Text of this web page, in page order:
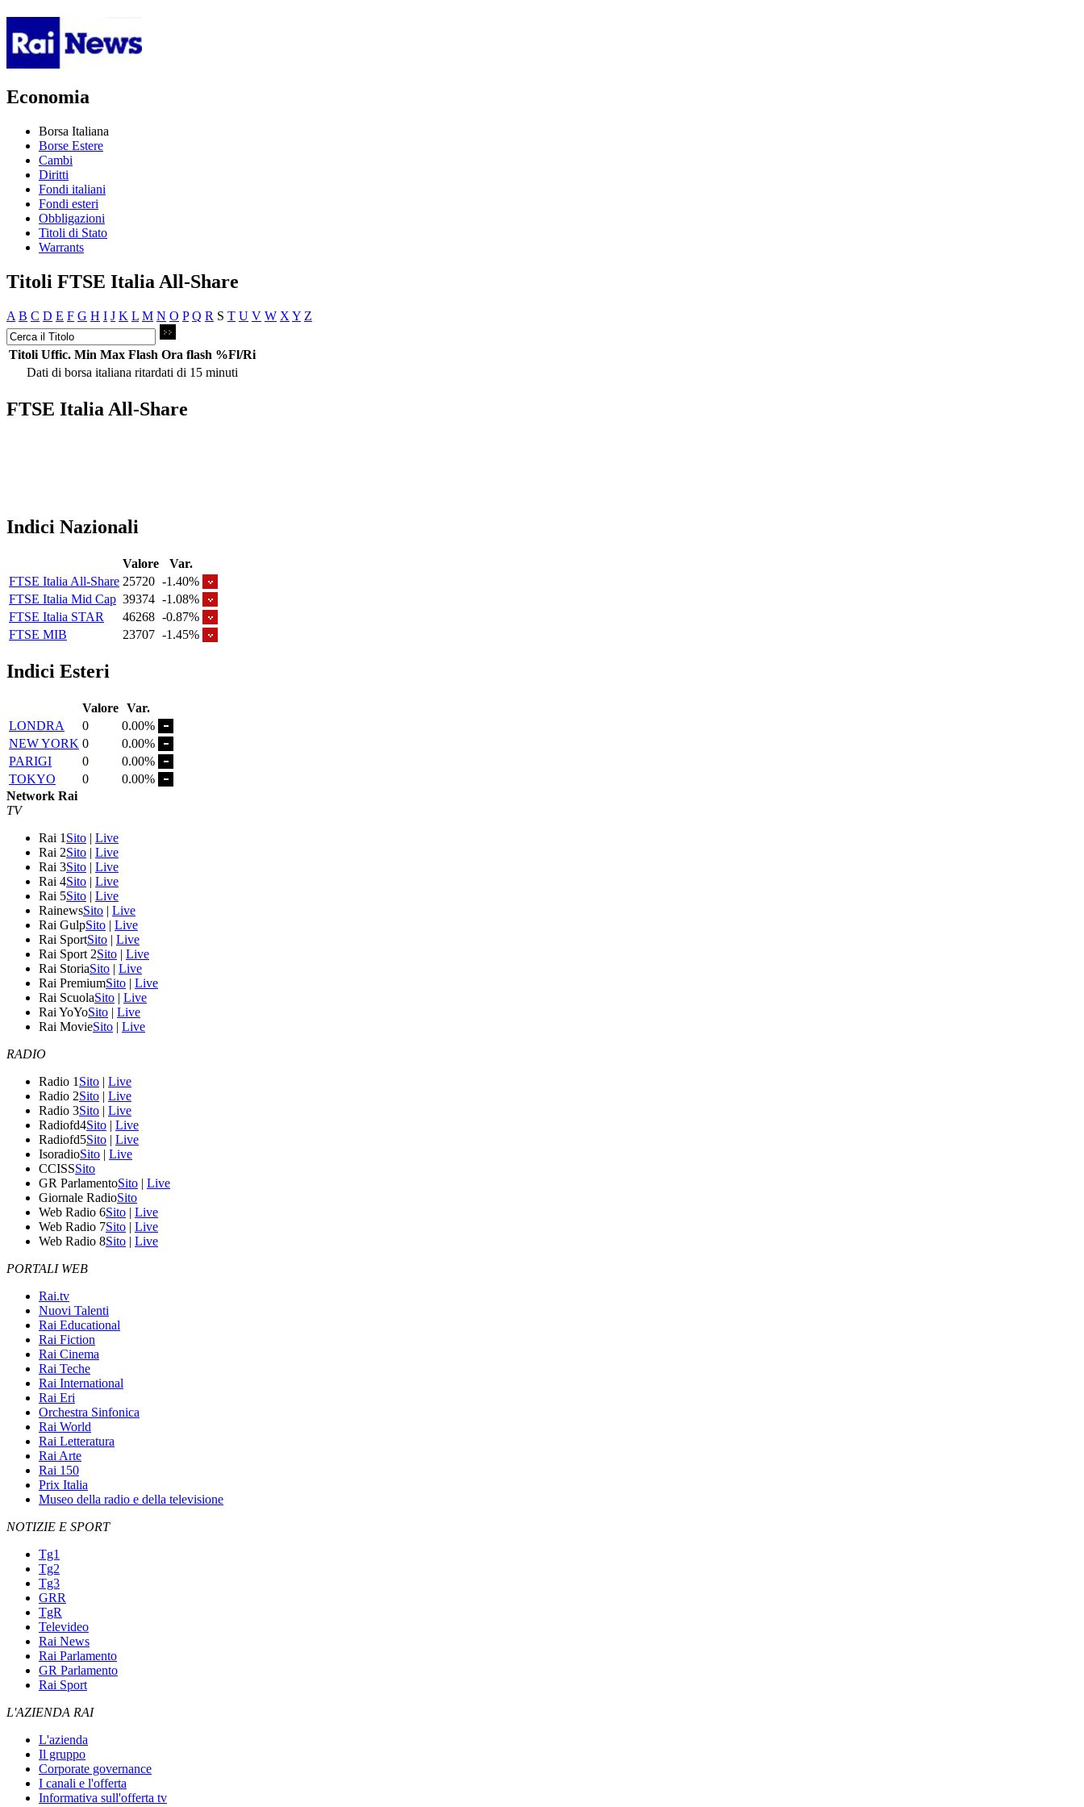
Economia
Borsa Italiana
Borse Estere
Cambi
Diritti
Fondi italiani
Fondi esteri
Obbligazioni
Titoli di Stato
Warrants
Titoli FTSE Italia All-Share
A B C D E F G H I J K L M N O P Q R S T U V W X Y Z
Titoli Uffic. Min Max Flash Ora flash %Fl/Ri
Dati di borsa italiana ritardati di 15 minuti
FTSE Italia All-Share
Indici Nazionali
Valore
Var.
FTSE Italia All-Share 25720 -1.40%
FTSE Italia Mid Cap 39374 -1.08%
FTSE Italia STAR
46268 -0.87%
FTSE MIB
23707 -1.45%
Indici Esteri
Valore Var.
LONDRA
0
0.00%
NEW YORK 0
0.00%
PARIGI
0
0.00%
TOKYO
0
0.00%
Network Rai
TV
Rai 1 Sito | Live
Rai 2Sito | Live
Rai 3Sito | Live
Rai 4Sito | Live
Rai 5Sito | Live
RainewsSito | Live
Rai GulpSito | Live
Rai SportSito | Live
Rai Sport 2Sito | Live
Rai StoriaSito | Live
Rai PremiumSito | Live
Rai ScuolaSito | Live
Rai YoYoSito | Live
Rai MovieSito | Live
RADIO
Radio 1 Sito | Live
Radio 2Sito | Live
Radio 3Sito | Live
Radiofd4Sito | Live
Radiofd5Sito | Live
IsoradioSito | Live
CCISSSito
GR ParlamentoSito | Live
Giornale RadioSito
Web Radio 6Sito | Live
Web Radio 7Sito | Live
Web Radio 8Sito | Live
PORTALI WEB
Rai.tv
Nuovi Talenti
Rai Educational
Rai Fiction
Rai Cinema
Rai Teche
Rai International
Rai Eri
Orchestra Sinfonica
Rai World
Rai Letteratura
Rai Arte
Rai 150
Prix Italia
Museo della radio e della televisione
NOTIZIE E SPORT
Tg1
Tg2
Tg3
GRR
TgR
Televideo
Rai News
Rai Parlamento
GR Parlamento
Rai Sport
L'AZIENDA RAI
L'azienda
Il gruppo
Corporate governance
I canali e l'offerta
Informativa sull'offerta tv